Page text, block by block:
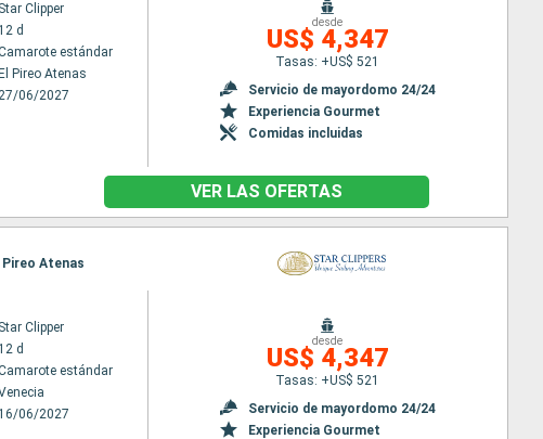
Star Clipper
12 d
estándar
El Pireo Atenas
06/2027
desde
US$ 4,347
Tasas: +US$ 521
Servicio de mayordomo 24/24
Experiencia Gourmet
Comidas incluidas
VER LAS OFERTAS
Pireo Atenas
Star Clipper
12 d
estándar
16/06/2027
desde
US$ 4,347
Tasas: +US$ 521
Servicio de mayordomo 24/24
Experiencia Gourmet